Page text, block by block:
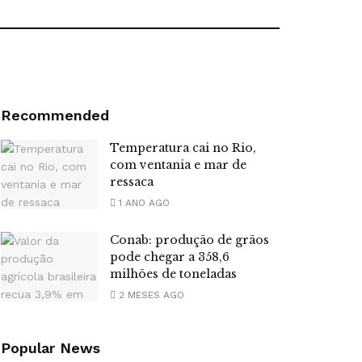
Recommended
Temperatura cai no Rio,
com ventania e mar de
ressaca
1 ANO AGO
Conab: produção de grãos
pode chegar a 358,6
milhões de toneladas
2 MESES AGO
Popular News